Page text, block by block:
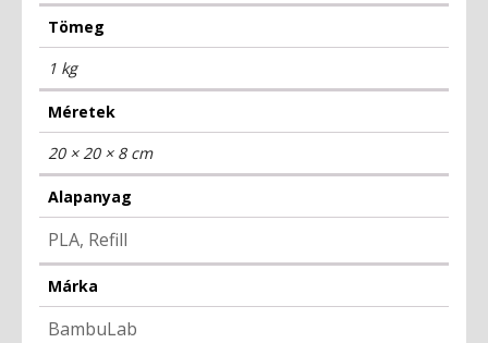
Tömeg
1 kg
Méretek
20 × 20 × 8 cm
Alapanyag
PLA, Refill
Márka
BambuLab